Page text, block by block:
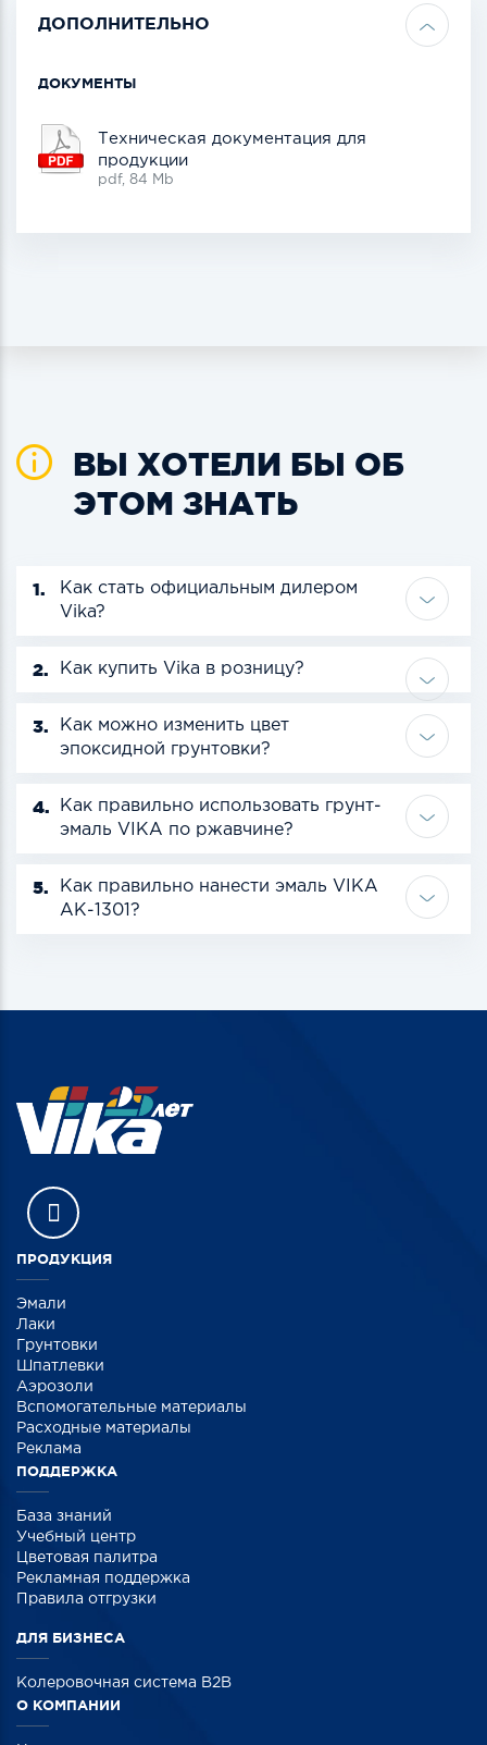
ДОПОЛНИТЕЛЬНО
ДОКУМЕНТЫ
Техническая документация для
продукции
pdf, 84 Mb
ВЫ ХОТЕЛИ БЫ ОБ
ЭТОМ ЗНАТЬ
1.
Как стать официальным дилером
Vika?
2. Как купить Vika в розницу?
3.
Как можно изменить цвет
эпоксидной грунтовки?
4.
Как правильно использовать грунт-
эмаль VIKA по ржавчине?
5.
Как правильно нанести эмаль VIKA
АК-1301?
ПРОДУКЦИЯ
Эмали
Лаки
Грунтовки
Шпатлевки
Аэрозоли
Вспомогательные материалы
Расходные материалы
Реклама
ПОДДЕРЖКА
База знаний
Учебный центр
Цветовая палитра
Рекламная поддержка
Правила отгрузки
ДЛЯ БИЗНЕСА
Колеровочная система B2B
О КОМПАНИИ